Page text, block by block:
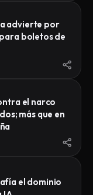
advierte por
boletos de
el narco
más que en
el dominio